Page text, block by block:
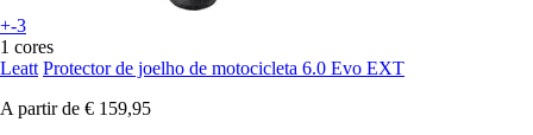
+-3
1 cores
Leatt Protector de joelho de motocicleta 6.0 Evo EXT
A partir de € 159,95